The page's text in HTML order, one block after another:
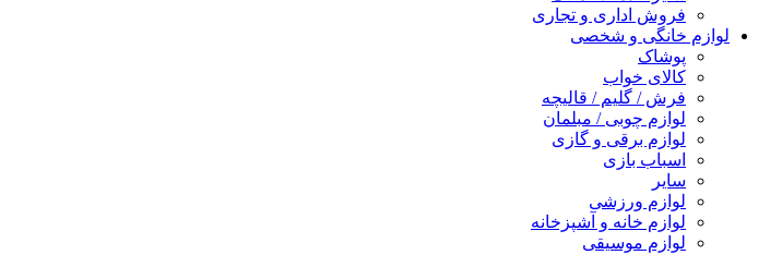
فروش اداری و تجاری
لوازم خانگی و شخصی
پوشاک
کالای خواب
فرش / گلیم / قالیچه
لوازم چوبی / مبلمان
لوازم برقی و گازی
اسباب بازی
سایر
لوازم ورزشی
لوازم خانه و آشپزخانه
لوازم موسیقی